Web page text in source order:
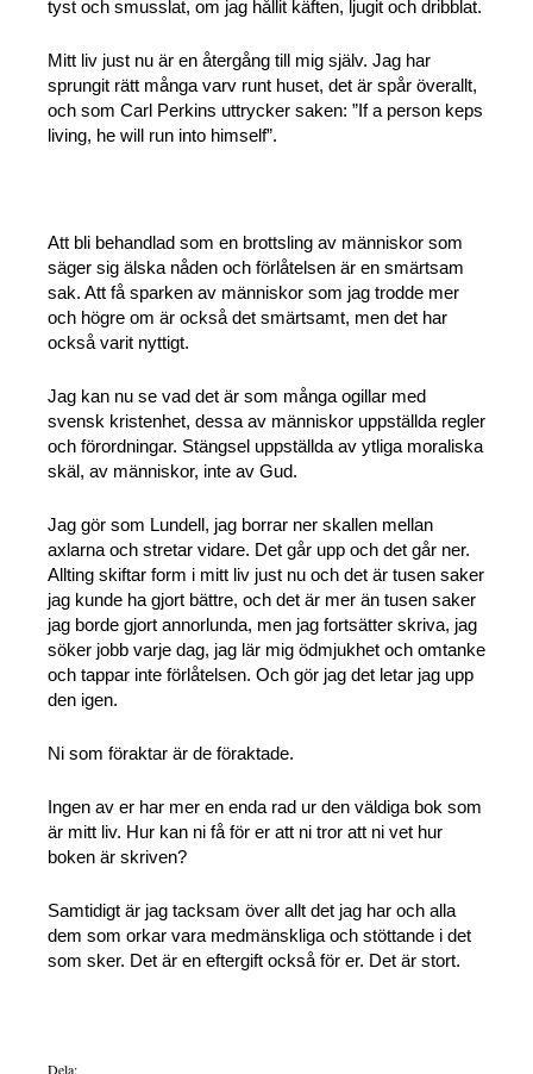
tyst och smusslat, om jag hållit käften, ljugit och dribblat.
Mitt liv just nu är en återgång till mig själv. Jag har
sprungit rätt många varv runt huset, det är spår överallt,
och som Carl Perkins uttrycker saken: ”If a person keps
living, he will run into himself”.
Att bli behandlad som en brottsling av människor som
säger sig älska nåden och förlåtelsen är en smärtsam
sak. Att få sparken av människor som jag trodde mer
och högre om är också det smärtsamt, men det har
också varit nyttigt.
Jag kan nu se vad det är som många ogillar med
svensk kristenhet, dessa av människor uppställda regler
och förordningar. Stängsel uppställda av ytliga moraliska
skäl, av människor, inte av Gud.
Jag gör som Lundell, jag borrar ner skallen mellan
axlarna och stretar vidare. Det går upp och det går ner.
Allting skiftar form i mitt liv just nu och det är tusen saker
jag kunde ha gjort bättre, och det är mer än tusen saker
jag borde gjort annorlunda, men jag fortsätter skriva, jag
söker jobb varje dag, jag lär mig ödmjukhet och omtanke
och tappar inte förlåtelsen. Och gör jag det letar jag upp
den igen.
Ni som föraktar är de föraktade.
Ingen av er har mer en enda rad ur den väldiga bok som
är mitt liv. Hur kan ni få för er att ni tror att ni vet hur
boken är skriven?
Samtidigt är jag tacksam över allt det jag har och alla
dem som orkar vara medmänskliga och stöttande i det
som sker. Det är en eftergift också för er. Det är stort.
Dela: